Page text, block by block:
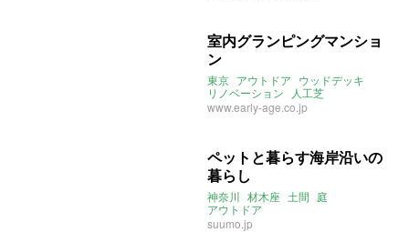
室内グランピングマンショ
ン
東京 アウトドア ウッドデッキ
リノベーション
人工芝
www.early-age.co.jp
ペットと暮らす海岸沿いの
暮らし
神奈川 材木座 土間 庭
アウトドア
suumo.jp